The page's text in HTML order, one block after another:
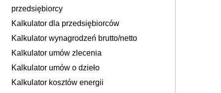
przedsiębiorcy
Kalkulator dla przedsiębiorców
Kalkulator wynagrodzeń brutto/netto
Kalkulator umów zlecenia
Kalkulator umów o dzieło
Kalkulator kosztów energii